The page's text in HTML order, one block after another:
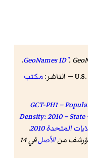
.
.
مكتب
"GCT-PH1 –
Density: 2010 –
المتحدة 2010
.
منالأصل
في 14